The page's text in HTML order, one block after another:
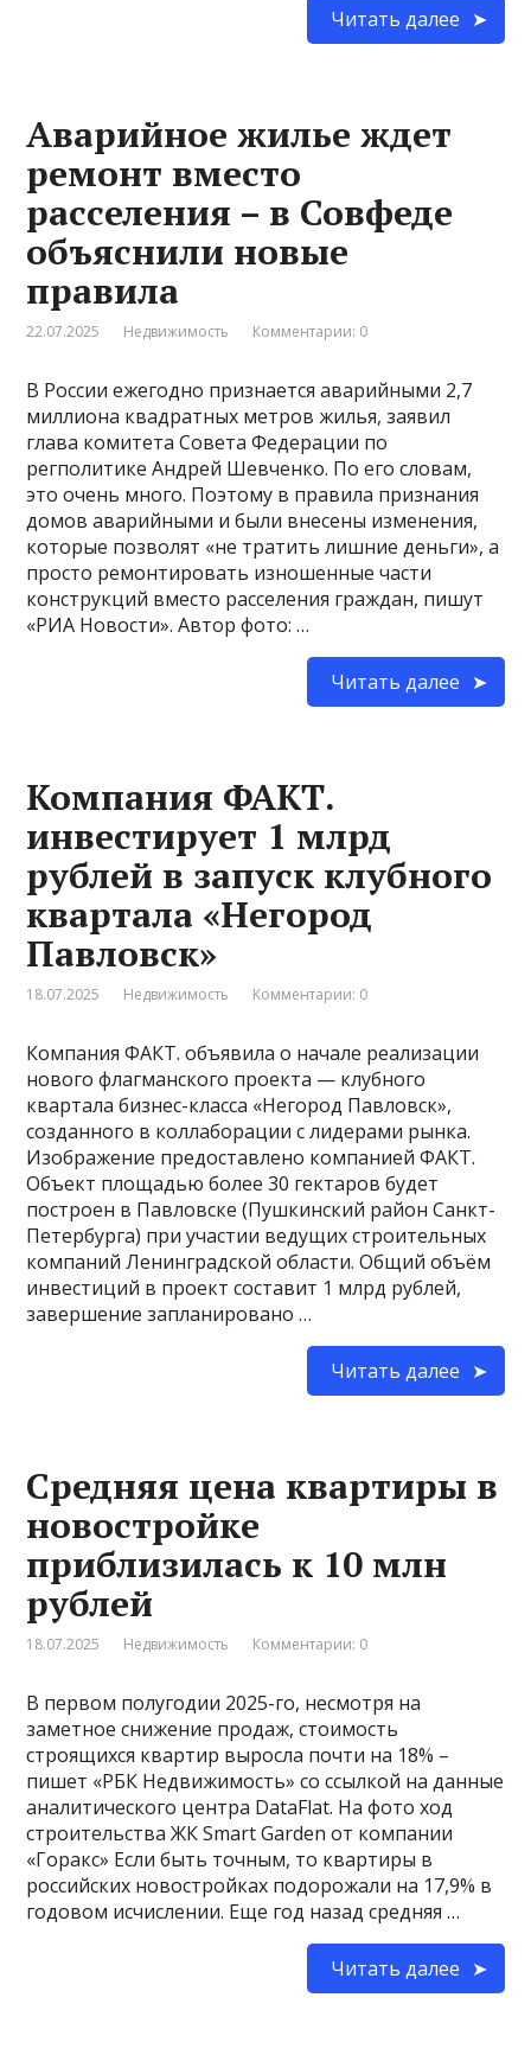
Читать далее
Аварийное жилье ждет
ремонт вместо
расселения – в Совфеде
объяснили новые
правила
22.07.2025 Недвижимость Комментарии: 0
В России ежегодно признается аварийными 2,7
миллиона квадратных метров жилья, заявил
глава комитета Совета Федерации по
регполитике Андрей Шевченко. По его словам,
это очень много. Поэтому в правила признания
домов аварийными и были внесены изменения,
которые позволят «не тратить лишние деньги», а
просто ремонтировать изношенные части
конструкций вместо расселения граждан, пишут
«РИА Новости». Автор фото: …
Читать далее
Компания ФАКТ.
инвестирует 1 млрд
рублей в запуск клубного
квартала «Негород
Павловск»
18.07.2025 Недвижимость Комментарии: 0
Компания ФАКТ. объявила о начале реализации
нового флагманского проекта — клубного
квартала бизнес-класса «Негород Павловск»,
созданного в коллаборации с лидерами рынка.
Изображение предоставлено компанией ФАКТ.
Объект площадью более 30 гектаров будет
построен в Павловске (Пушкинский район Санкт-
Петербурга) при участии ведущих строительных
компаний Ленинградской области. Общий объём
инвестиций в проект составит 1 млрд рублей,
завершение запланировано …
Читать далее
Средняя цена квартиры в
новостройке
приблизилась к 10 млн
рублей
18.07.2025 Недвижимость Комментарии: 0
В первом полугодии 2025-го, несмотря на
заметное снижение продаж, стоимость
строящихся квартир выросла почти на 18% –
пишет «РБК Недвижимость» со ссылкой на данные
аналитического центра DataFlat. На фото ход
строительства ЖК Smart Garden от компании
«Горакс» Если быть точным, то квартиры в
российских новостройках подорожали на 17,9% в
годовом исчислении. Еще год назад средняя …
Читать далее